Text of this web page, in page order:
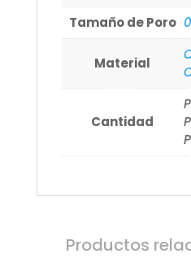
Tamaño de Poro
Material
Cantidad
Productos